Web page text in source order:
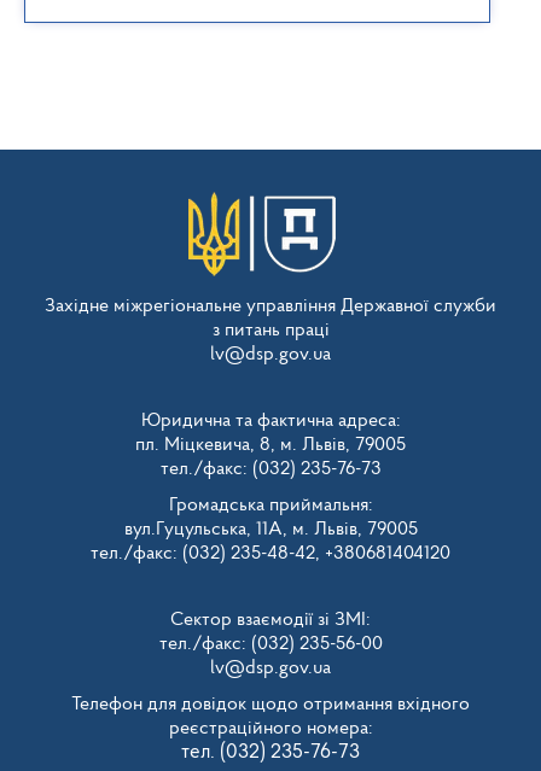
Західне міжрегіональне управління Державної служби
з питань праці
lv@dsp.gov.ua
Юридична та фактична адреса:
пл. Міцкевича, 8, м. Львів, 79005
тел./факс: (032) 235-76-73
Громадська приймальня:
вул.Гуцульська, 11А, м. Львів, 79005
тел./факс: (032) 235-48-42, +380681404120
Сектор взаємодії зі ЗМІ:
тел./факс: (032) 235-56-00
lv@dsp.gov.ua
Телефон для довідок щодо отримання вхідного
реєстраційного номера:
тел. (032) 235-76-73